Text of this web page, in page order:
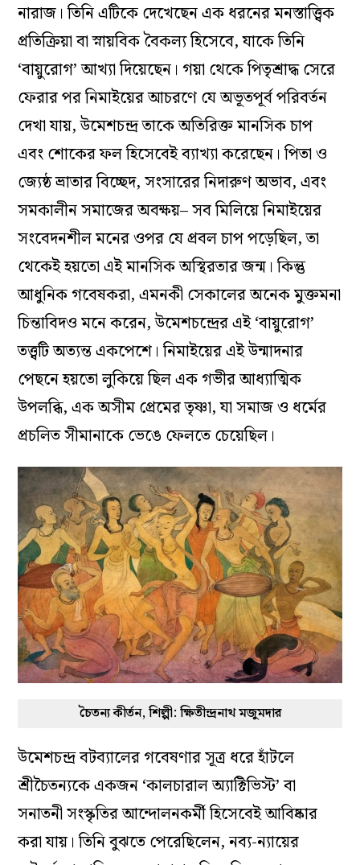
নারাজ। তিনি এটিকে দেখেছেন এক ধরনের মনস্তাত্ত্বিক
প্রতিক্রিয়া বা স্নায়বিক বৈকল্য হিসেবে, যাকে তিনি
‘বায়ুরোগ’ আখ্যা দিয়েছেন। গয়া থেকে পিতৃশ্রাদ্ধ সেরে
ফেরার পর নিমাইয়ের আচরণে যে অভূতপূর্ব পরিবর্তন
দেখা যায়, উমেশচন্দ্র তাকে অতিরিক্ত মানসিক চাপ
এবং শোকের ফল হিসেবেই ব্যাখ্যা করেছেন। পিতা ও
জ্যেষ্ঠ ভ্রাতার বিচ্ছেদ, সংসারের নিদারুণ অভাব, এবং
সমকালীন সমাজের অবক্ষয়– সব মিলিয়ে নিমাইয়ের
সংবেদনশীল মনের ওপর যে প্রবল চাপ পড়েছিল, তা
থেকেই হয়তো এই মানসিক অস্থিরতার জন্ম। কিন্তু
আধুনিক গবেষকরা, এমনকী সেকালের অনেক মুক্তমনা
চিন্তাবিদও মনে করেন, উমেশচন্দ্রের এই ‘বায়ুরোগ’
তত্ত্বটি অত্যন্ত একপেশে। নিমাইয়ের এই উন্মাদনার
পেছনে হয়তো লুকিয়ে ছিল এক গভীর আধ্যাত্মিক
উপলব্ধি, এক অসীম প্রেমের তৃষ্ণা, যা সমাজ ও ধর্মের
প্রচলিত সীমানাকে ভেঙে ফেলতে চেয়েছিল।
চৈতন্য কীর্তন, শিল্পী: ক্ষিতীন্দ্রনাথ মজুমদার
উমেশচন্দ্র বটব্যালের গবেষণার সূত্র ধরে হাঁটলে
শ্রীচৈতন্যকে একজন ‘কালচারাল অ্যাক্টিভিস্ট’ বা
সনাতনী সংস্কৃতির আন্দোলনকর্মী হিসেবেই আবিষ্কার
করা যায়। তিনি বুঝতে পেরেছিলেন, নব্য-ন্যায়ের